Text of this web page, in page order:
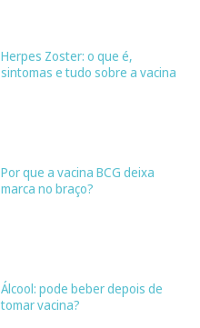
Herpes Zoster: o que é,
sintomas e tudo sobre a vacina
Por que a vacina BCG deixa
marca no braço?
Álcool: pode beber depois de
tomar vacina?